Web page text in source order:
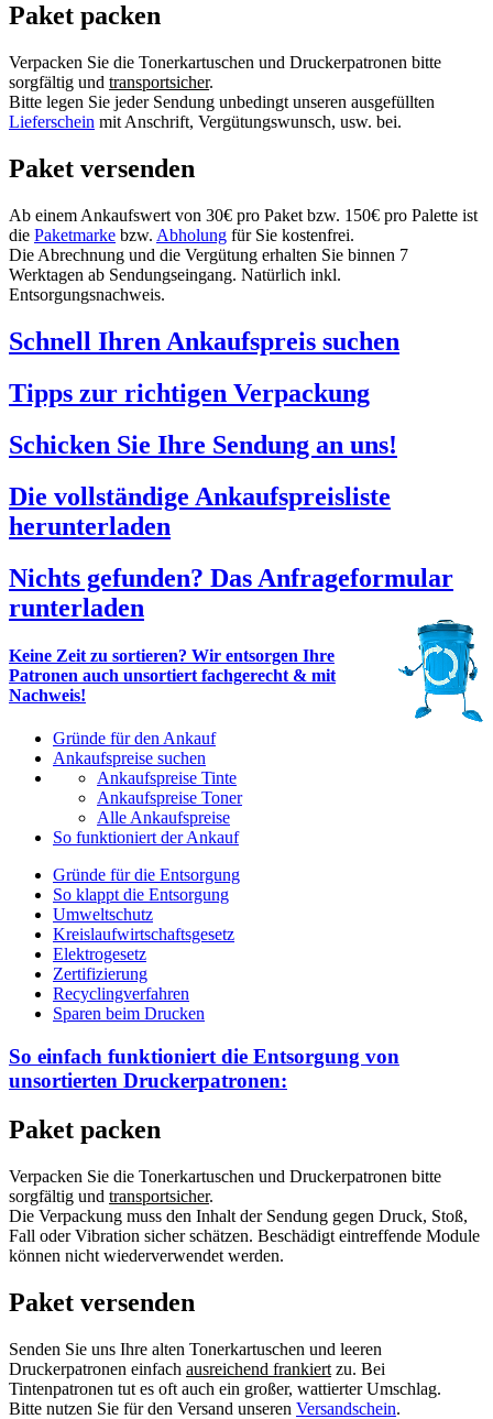
Paket packen
Verpacken Sie die Tonerkartuschen und Druckerpatronen bitte
sorgfältig und transportsicher.
Bitte legen Sie jeder Sendung unbedingt unseren ausgefüllten
Lieferschein mit Anschrift, Vergütungswunsch, usw. bei.
Paket versenden
Ab einem Ankaufswert von 30€ pro Paket bzw. 150€ pro Palette ist
die Paketmarke bzw. Abholung für Sie kostenfrei.
Die Abrechnung und die Vergütung erhalten Sie binnen 7
Werktagen ab Sendungseingang. Natürlich inkl.
Entsorgungsnachweis.
Schnell Ihren Ankaufspreis suchen
Tipps zur richtigen Verpackung
Schicken Sie Ihre Sendung an uns!
Die vollständige Ankaufspreisliste
herunterladen
Nichts gefunden? Das Anfrageformular
runterladen
Keine Zeit zu sortieren? Wir entsorgen Ihre
Patronen auch unsortiert fachgerecht & mit
Nachweis!
Gründe für den Ankauf
Ankaufspreise suchen
Ankaufspreise Tinte
Ankaufspreise Toner
Alle Ankaufspreise
So funktioniert der Ankauf
Gründe für die Entsorgung
So klappt die Entsorgung
Umweltschutz
Kreislaufwirtschaftsgesetz
Elektrogesetz
Zertifizierung
Recyclingverfahren
Sparen beim Drucken
So einfach funktioniert die Entsorgung von
unsortierten Druckerpatronen:
Paket packen
Verpacken Sie die Tonerkartuschen und Druckerpatronen bitte
sorgfältig und transportsicher.
Die Verpackung muss den Inhalt der Sendung gegen Druck, Stoß,
Fall oder Vibration sicher schätzen. Beschädigt eintreffende Module
können nicht wiederverwendet werden.
Paket versenden
Senden Sie uns Ihre alten Tonerkartuschen und leeren
Druckerpatronen einfach ausreichend frankiert zu. Bei
Tintenpatronen tut es oft auch ein großer, wattierter Umschlag.
Bitte nutzen Sie für den Versand unseren Versandschein.